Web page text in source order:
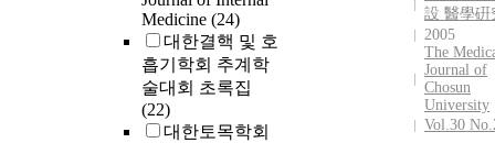
Medicine (24)
대한결핵 및 호
흡기학회 추계학
술대회 초록집
(22)
대한토목학회
設 醫學硏
2005
The
Journal of
Chosun
University
Vol.30